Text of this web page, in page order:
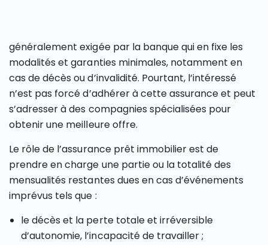
généralement exigée par la banque qui en fixe les
modalités et garanties minimales, notamment en
cas de décès ou d’invalidité. Pourtant, l’intéressé
n’est pas forcé d’adhérer à cette assurance et peut
s’adresser à des compagnies spécialisées pour
obtenir une meilleure offre.
Le rôle de l’assurance prêt immobilier est de
prendre en charge une partie ou la totalité des
mensualités restantes dues en cas d’événements
imprévus tels que :
le décès et la perte totale et irréversible
d’autonomie, l’incapacité de travailler ;